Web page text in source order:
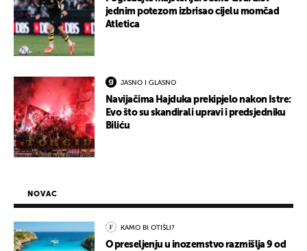
jednim potezom izbrisao cijelu momčad
Atletica
JASNO I GLASNO
Navijačima Hajduka prekipjelo nakon Istre:
Evo što su skandirali upravi i predsjedniku
Biliću
NOVAC
KAMO BI OTIŠLI?
O preseljenju u inozemstvo razmišlja 9 od